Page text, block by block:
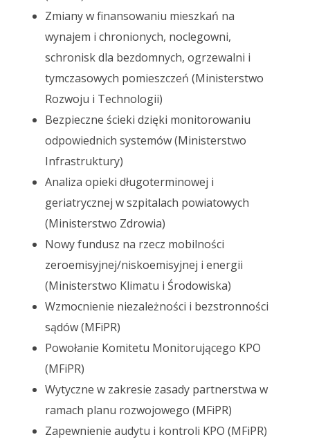
Zmiany w finansowaniu mieszkań na
wynajem i chronionych, noclegowni,
schronisk dla bezdomnych, ogrzewalni i
tymczasowych pomieszczeń (Ministerstwo
Rozwoju i Technologii)
Bezpieczne ścieki dzięki monitorowaniu
odpowiednich systemów (Ministerstwo
Infrastruktury)
Analiza opieki długoterminowej i
geriatrycznej w szpitalach powiatowych
(Ministerstwo Zdrowia)
Nowy fundusz na rzecz mobilności
zeroemisyjnej/niskoemisyjnej i energii
(Ministerstwo Klimatu i Środowiska)
Wzmocnienie niezależności i bezstronności
sądów (MFiPR)
Powołanie Komitetu Monitorującego KPO
(MFiPR)
Wytyczne w zakresie zasady partnerstwa w
ramach planu rozwojowego (MFiPR)
Zapewnienie audytu i kontroli KPO (MFiPR)